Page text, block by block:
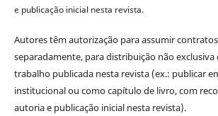
e publicação inicial nesta revista.
Autores têm autorização para assumir
separadamente, para distribuição não exclusiva
trabalho publicada nesta revista (ex.: publicar
institucional ou como capítulo de livro, com
autoria e publicação inicial nesta revista).